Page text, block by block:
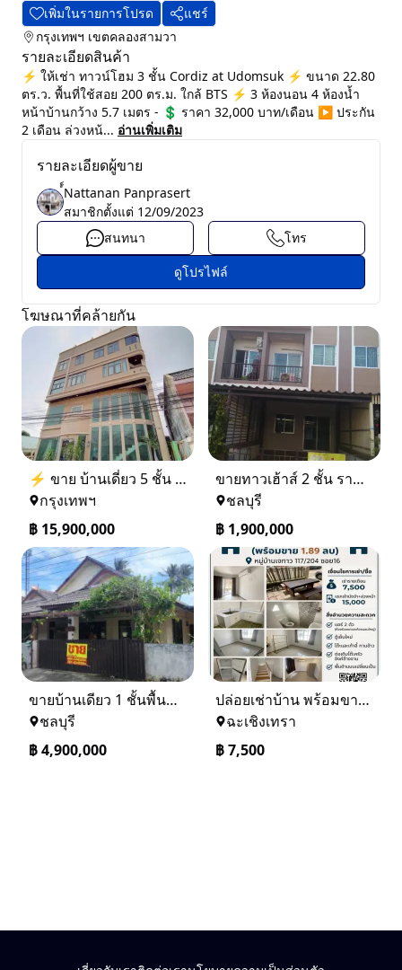
เพิ่มในรายการโปรด
แชร์
กรุงเทพฯ เขตคลองสามวา
รายละเอียดสินค้า
⚡ ให้เช่า ทาวน์โฮม 3 ชั้น Cordiz at Udomsuk ⚡ ขนาด 22.80
ตร.ว. พื้นที่ใช้สอย 200 ตร.ม. ใกล้ BTS ⚡ 3 ห้องนอน 4 ห้องน้ำ
หน้าบ้านกว้าง 5.7 เมตร - 💲 ราคา 32,000 บาท/เดือน ▶️ ประกัน
2 เดือน ล่วงหน้... อ่านเพิ่มเติม
รายละเอียดผู้ขาย
์์Nattanan Panprasert
สมาชิกตั้งแต่ 12/09/2023
สนทนา
โทร
ดูโปรไฟล์
โฆษณาที่คล้ายกัน
⚡ ขาย บ้านเดี่ยว 5 ชั้น ซอย ประชาชื่น 14 ใกล้ BTS
กรุงเทพฯ
฿ 15,900,000
ขายทาวเฮ้าส์ 2 ชั้น ราคา 1.9 ล้านบาท ที่อยู่ ศรีราชา ชลบุรี
ชลบุรี
฿ 1,900,000
ขายบ้านเดียว 1 ชั้นพื้นที่ 102 ตรว บางละมุง ชลบุรี
ชลบุรี
฿4,900,000
ปล่อยเช่าบ้าน พร้อมขาย หมู่บ้านเจทาว ตำบลแสนภูดาษ
ฉะเชิงเทรา
฿7,500